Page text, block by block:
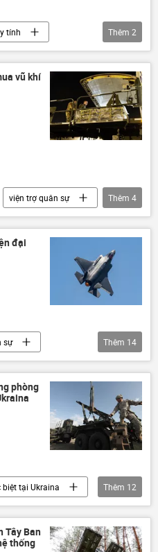
tính
Thêm 2
vũ khí
viện trợ quân sự
ở Ukraina
Thêm 4
đại
sự
Trắng
Thêm 14
phòng
tại Ukraina
ở Ukraina
Quân sự
Thêm 12
Tây Ban
thống